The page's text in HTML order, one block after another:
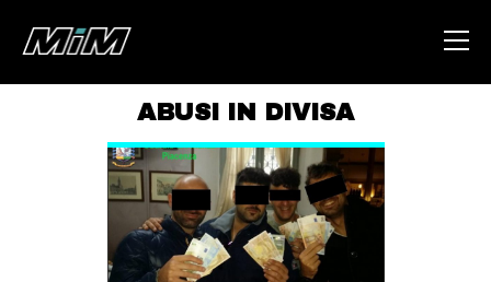
ABOUT
AREA
DEGENERAZIONE
ABUSI IN DIVISA